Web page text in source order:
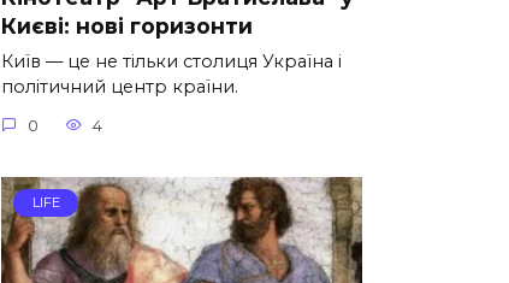
Києві: нові горизонти
Київ — це не тільки столиця Україна і
політичний центр країни.
0 4
LIFE